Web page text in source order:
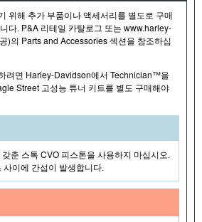
위해 추가 부품이나 액세서리를 별도로 구매
다. P&A 리테일 카탈로그 또는 www.harley-
)의 Parts and Accessories 섹션을 참조하십
려면 Harley-Davidson에서 Technician™을
Street 고성능 튜너 키트를 별도 구매해야
춘 스톡 CVO 피스톤을 사용하지 마십시오.
이에 간섭이 발생합니다.